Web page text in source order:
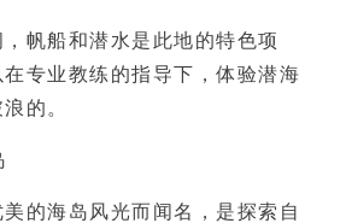
帆船和潜水是此地的特色项
专业教练的指导下，体验潜海
的。
的海岛风光而闻名，是探索自